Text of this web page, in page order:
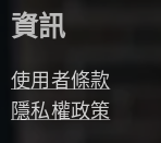
資訊
使用者條款
隱私權政策